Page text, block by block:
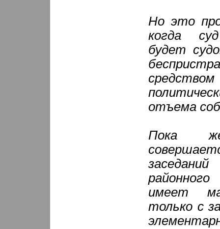
Но это
когда
будет
отъема
Пока
имеет
только с